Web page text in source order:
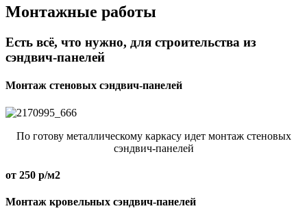
Монтажные работы
Есть всё, что нужно, для строительства из
сэндвич-панелей
Монтаж стеновых сэндвич-панелей
По готову металлическому каркасу идет монтаж стеновых
сэндвич-панелей
от 250 р/м2
Монтаж кровельных сэндвич-панелей